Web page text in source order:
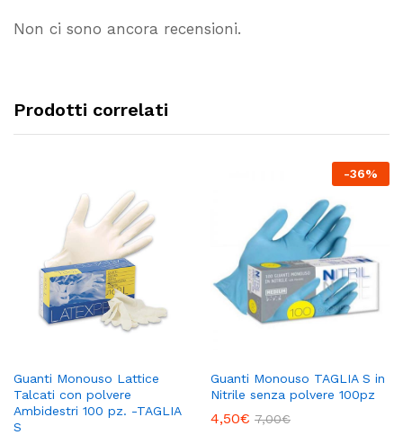
Non ci sono ancora recensioni.
Prodotti correlati
Guanti Monouso Lattice
Talcati con polvere
Ambidestri 100 pz. -TAGLIA
S
-36%
Guanti Monouso TAGLIA S in
Nitrile senza polvere 100pz
4,50€ 7,00€